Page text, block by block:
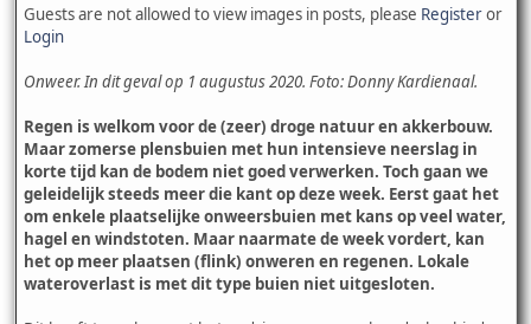
Guests are not allowed to view images in posts, please Registeror
Login
Onweer. In dit geval op 1 augustus 2020. Foto: Donny Kardienaal.
Regen is welkom voor de (zeer) droge natuur en akkerbouw.
Maar zomerse plensbuien met hun intensieve neerslag in
korte tijd kan de bodem niet goed verwerken. Toch gaan we
geleidelijk steeds meer die kant op deze week. Eerst gaat het
om enkele plaatselijke onweersbuien met kans op veel water,
hagel en windstoten. Maar naarmate de week vordert, kan
het op meer plaatsen (flink) onweren en regenen. Lokale
wateroverlast is met dit type buien niet uitgesloten.